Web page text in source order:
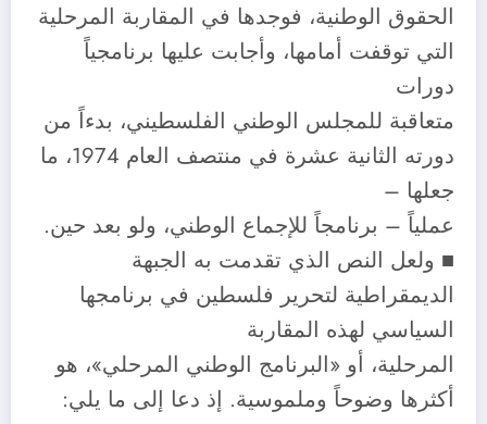
الحقوق الوطنية، فوجدها في المقاربة المرحلية
التي توقفت أمامها، وأجابت عليها برنامجياً
دورات
متعاقبة للمجلس الوطني الفلسطيني، بدءاً من
دورته الثانية عشرة في منتصف العام 1974، ما
جعلها –
عملياً – برنامجاً للإجماع الوطني، ولو بعد حين.
■ ولعل النص الذي تقدمت به الجبهة
الديمقراطية لتحرير فلسطين في برنامجها
السياسي لهذه المقاربة
المرحلية، أو «البرنامج الوطني المرحلي»، هو
أكثرها وضوحاً وملموسية. إذ دعا إلى ما يلي: